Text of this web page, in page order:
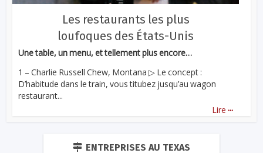
Les restaurants les plus
loufoques des États-Unis
Une table, un menu, et tellement plus encore…
1 – Charlie Russell Chew, Montana ▷ Le concept :
D’habitude dans le train, vous titubez jusqu’au wagon
restaurant...
Lire ...
ENTREPRISES AU TEXAS